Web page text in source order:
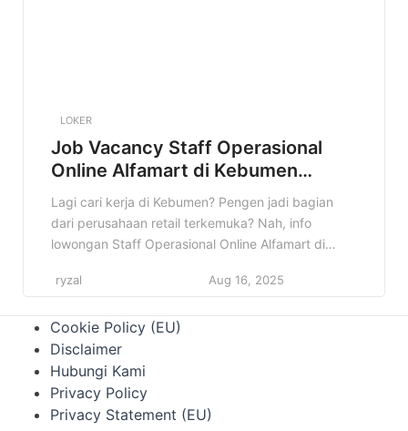
LOKER
Job Vacancy Staff Operasional
Online Alfamart di Kebumen
Terbaru
Lagi cari kerja di Kebumen? Pengen jadi bagian
dari perusahaan retail terkemuka? Nah, info
lowongan Staff Operasional Online Alfamart di
sampai kelewatan kesempatan emas ini ya. Di
penting tentang lowongan ini. Mulai dari detail
pekerjaan, kualifikasi yang dibutuhkan, sampai
cara […]
ryzal Aug 16, 2025
Cookie Policy (EU)
Disclaimer
Hubungi Kami
Privacy Policy
Privacy Statement (EU)